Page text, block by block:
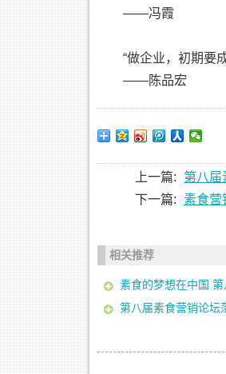
——冯霞
“做企业，初期要
——陈品宏
上一篇:
第八届
下一篇: 素食营
相关推荐
素食的梦想在中国
第八届素食营销论坛